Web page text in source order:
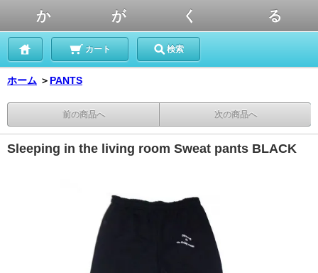
か が く る
カート 検索
ホーム ＞ PANTS
前の商品へ 次の商品へ
Sleeping in the living room Sweat pants BLACK